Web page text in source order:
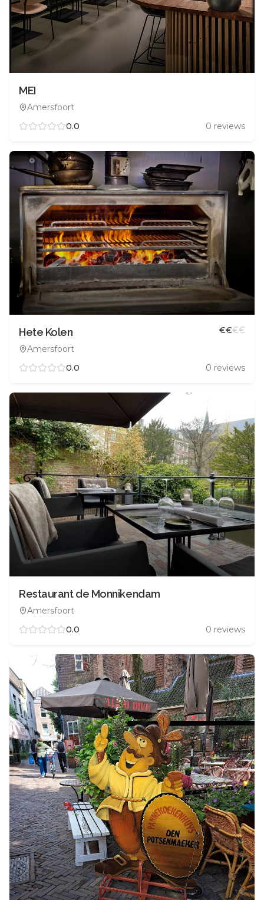
MEI
Amersfoort
0.0
0 reviews
Hete Kolen
Amersfoort
€€€€
0.0 0 reviews
Restaurant de Monnikendam
Amersfoort
0.0
0 reviews